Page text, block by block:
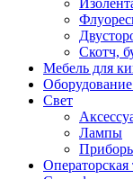
Скотч,
Мебель для
Свет
Лампы
Операторская